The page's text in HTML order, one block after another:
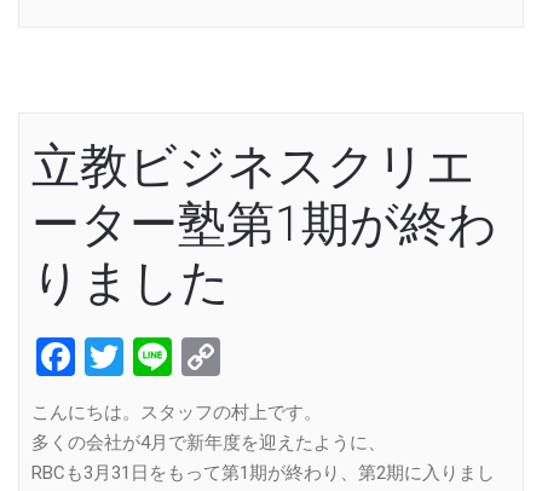
立教ビジネスクリエ
ーター塾第1期が終わ
りました
Facebook
Twitter
Line
Link
こんにちは。スタッフの村上です。
多くの会社が4月で新年度を迎えたように、
RBCも3月31日をもって第1期が終わり、第2期に入りまし